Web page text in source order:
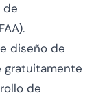
de
diseño de
gratuitamente
de